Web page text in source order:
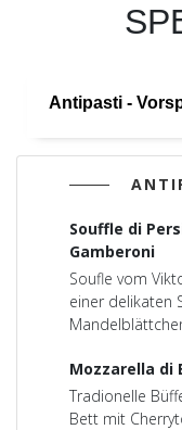
Antipasti -
Souffle di
Gamberoni
Soufle vom
einer delikaten
Mozzarella di
Tradionelle
Bett mit